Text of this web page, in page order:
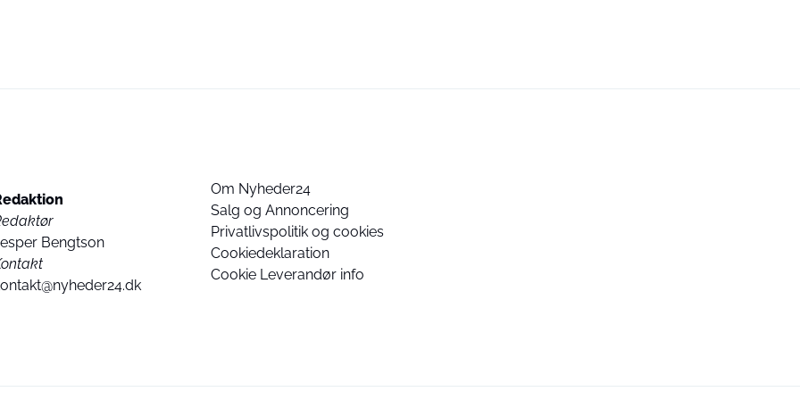
Bengtson
Om Nyheder24
Salg og Annoncering
Privatlivspolitik og cookies
Cookiedeklaration
Cookie Leverandør info